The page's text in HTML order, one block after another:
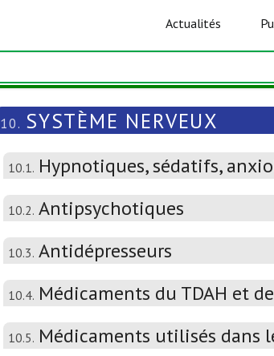
Actualités
10. SYSTÈME NERVEUX
10.1. Hypnotiques, sédatifs,
10.2. Antipsychotiques
10.3. Antidépresseurs
10.4. Médicaments du TDAH et
10.5. Médicaments utilisés dans